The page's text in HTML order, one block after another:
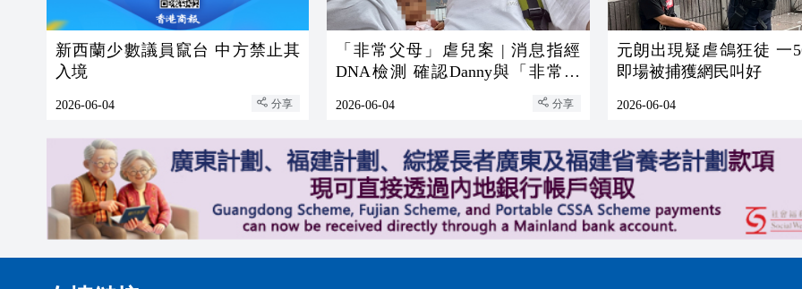
新西蘭少數議員竄台 中方禁止其
入境
2026-06-04 分享
「非常父母」虐兒案 | 消息指經
DNA檢測 確認Danny與「非常父
2026-06-04 分享
元朗出現疑虐鴿狂徒 一
即場被捕獲網民叫好
2026-06-04